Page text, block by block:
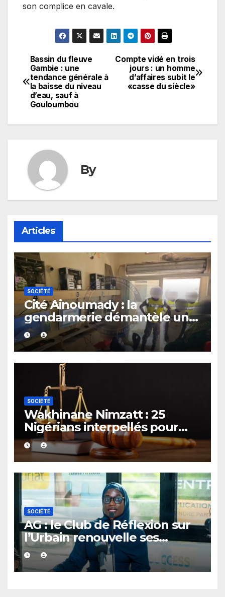
son complice en cavale.
Navigation
de
l’article
Compte vidé en trois
jours : un homme
d’affaires subit le
«casse du siècle»
Bassin du fleuve
Gambie : une
tendance générale à
la baisse du niveau
d’eau, sauf à
Gouloumbou
By
Articles
SOCIÉTÉ
Cité Ainoumady : la
gendarmerie démantèle une
salle de jeux de hasard
clandestine
SOCIÉTÉ
Wakhinane Nimzatt : 25
Nigérians interpellés pour
détention présumée de
drogue et prostitution
SOCIÉTÉ
AG : le Club de Réflexion sur
l’Urbain renouvelle ses
instances et adopte son plan
d’action 2026-2029